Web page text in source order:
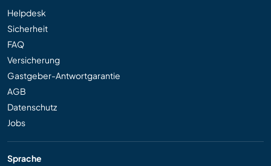
Helpdesk
Sicherheit
FAQ
Versicherung
Gastgeber-Antwortgarantie
AGB
Datenschutz
Jobs
Sprache